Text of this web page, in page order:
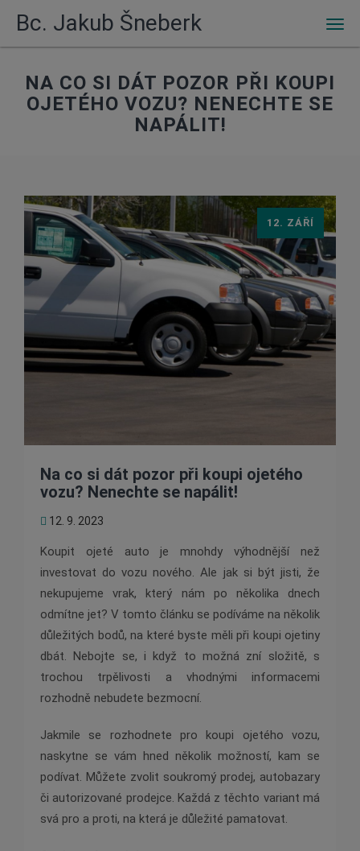
Bc. Jakub Šneberk
NA CO SI DÁT POZOR PŘI KOUPI
OJETÉHO VOZU? NENECHTE SE
NAPÁLIT!
Na co si dát pozor při koupi ojetého
vozu? Nenechte se napálit!
12. 9. 2023
12. ZÁŘÍ
Koupit ojeté auto je mnohdy výhodnější než
investovat do vozu nového. Ale jak si být jisti, že
nekupujeme vrak, který nám po několika dnech
odmítne jet? V tomto článku se podíváme na několik
důležitých bodů, na které byste měli při koupi ojetiny
dbát. Nebojte se, i když to možná zní složitě, s
trochou trpělivosti a vhodnými informacemi
rozhodně nebudete bezmocní.
Jakmile se rozhodnete pro koupi ojetého vozu,
naskytne se vám hned několik možností, kam se
podívat. Můžete zvolit soukromý prodej, autobazary
či autorizované prodejce. Každá z těchto variant má
svá pro a proti, na která je důležité pamatovat.